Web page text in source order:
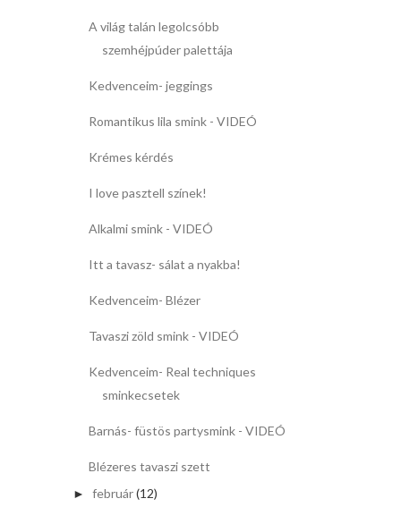
A világ talán legolcsóbb
szemhéjpúder palettája
Kedvenceim- jeggings
Romantikus lila smink - VIDEÓ
Krémes kérdés
I love pasztell színek!
Alkalmi smink - VIDEÓ
Itt a tavasz- sálat a nyakba!
Kedvenceim- Blézer
Tavaszi zöld smink - VIDEÓ
Kedvenceim- Real techniques
sminkecsetek
Barnás- füstös partysmink - VIDEÓ
Blézeres tavaszi szett
► február(12)